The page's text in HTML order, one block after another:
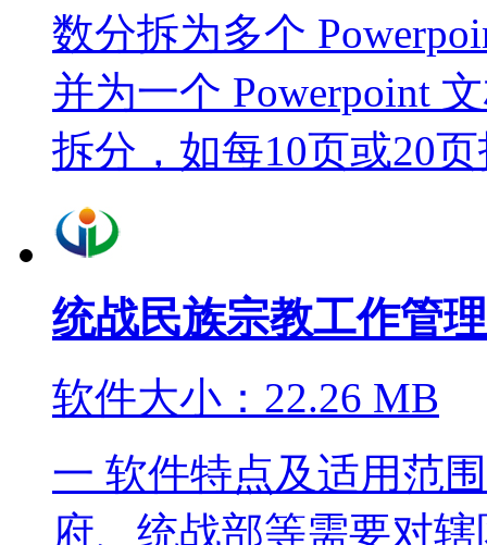
数分拆为多个
并为一个 Powerpoint
拆分，如每10页或20
统战民族宗教工作管
软件大小：22.26 MB
一 软件特点及适用范
府、统战部等需要对